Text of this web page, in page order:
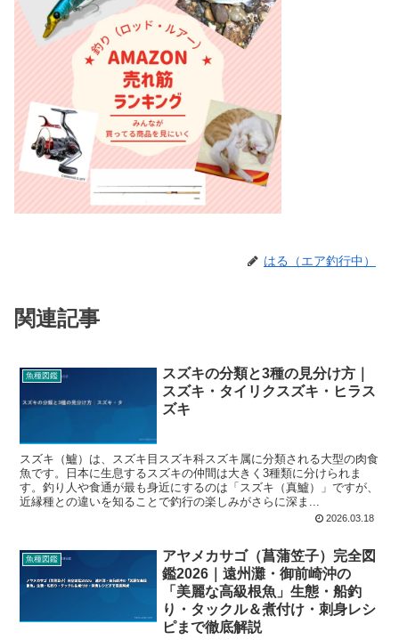
はる（エア釣行中）
関連記事
魚種図鑑
スズキの分類と3種の見分け方｜
スズキ・タイリクスズキ・ヒラス
ズキ
スズキ（鱸）は、スズキ目スズキ科スズキ属に分類される大型の肉食
魚です。日本に生息するスズキの仲間は大きく3種類に分けられま
す。釣り人や食通が最も身近にするのは「スズキ（真鱸）」ですが、
近縁種との違いを知ることで釣行の楽しみがさらに深ま...
2026.03.18
魚種図鑑
アヤメカサゴ（菖蒲笠子）完全図
鑑2026｜遠州灘・御前崎沖の
「美麗な高級根魚」生態・船釣
り・タックル＆煮付け・刺身レシ
ピまで徹底解説